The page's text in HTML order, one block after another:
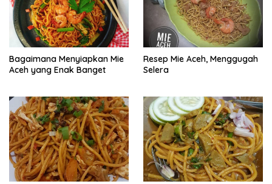
Bagaimana Menyiapkan Mie
Aceh yang Enak Banget
Resep Mie Aceh, Menggugah
Selera